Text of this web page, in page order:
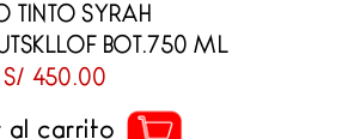
TINTO SYRAH
BOT.750 ML
S/ 450.00
al carrito